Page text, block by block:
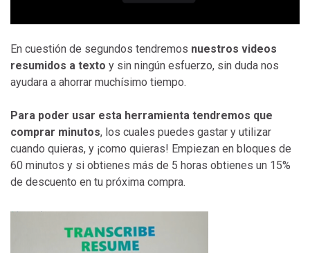
En cuestión de segundos tendremos nuestros videos
resumidos a texto y sin ningún esfuerzo, sin duda nos
ayudara a ahorrar muchísimo tiempo.
Para poder usar esta herramienta tendremos que
comprar minutos, los cuales puedes gastar y utilizar
cuando quieras, y ¡como quieras! Empiezan en bloques de
60 minutos y si obtienes más de 5 horas obtienes un 15%
de descuento en tu próxima compra.